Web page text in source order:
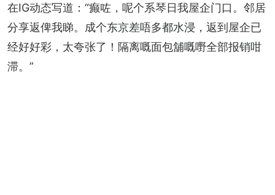
在IG动态写道：“癫咗，呢个系琴日我屋企门口。邻居
分享返俾我睇。成个东京差唔多都水浸，返到屋企已
经好好彩，太夸张了！隔离嘅面包舖嘅嘢全部报销咁
滞。”